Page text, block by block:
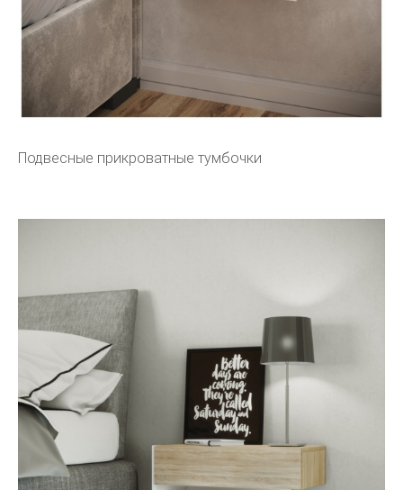
Подвесные прикроватные тумбочки